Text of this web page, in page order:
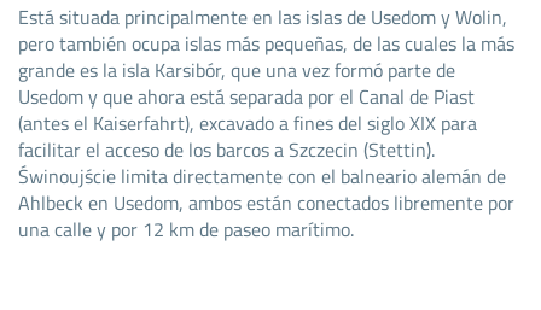
Está situada principalmente en las islas de Usedom y Wolin,
pero también ocupa islas más pequeñas, de las cuales la más
grande es la isla Karsibór, que una vez formó parte de
Usedom y que ahora está separada por el Canal de Piast
(antes el Kaiserfahrt), excavado a fines del siglo XIX para
facilitar el acceso de los barcos a Szczecin (Stettin).
Świnoujście limita directamente con el balneario alemán de
Ahlbeck en Usedom, ambos están conectados libremente por
una calle y por 12 km de paseo marítimo.